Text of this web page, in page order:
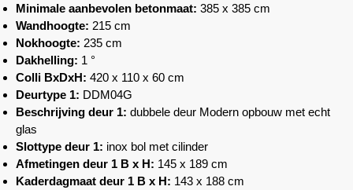
Minimale aanbevolen betonmaat: 385 x 385 cm
Wandhoogte: 215 cm
Nokhoogte: 235 cm
Dakhelling: 1 °
Colli BxDxH: 420 x 110 x 60 cm
Deurtype 1: DDM04G
Beschrijving deur 1: dubbele deur Modern opbouw met echt
glas
Slottype deur 1: inox bol met cilinder
Afmetingen deur 1 B x H: 145 x 189 cm
Kaderdagmaat deur 1 B x H: 143 x 188 cm